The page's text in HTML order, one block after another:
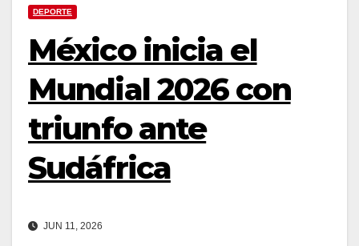
DEPORTE
México inicia el
Mundial 2026 con
triunfo ante
Sudáfrica
JUN 11, 2026